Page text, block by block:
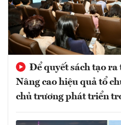
Để quyết sách tạo
Nâng cao hiệu quả tổ
chủ trương phát triển